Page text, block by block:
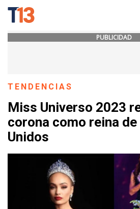
PUBLICIDAD
TENDENCIAS
Miss Universo 2023
corona como reina
Unidos